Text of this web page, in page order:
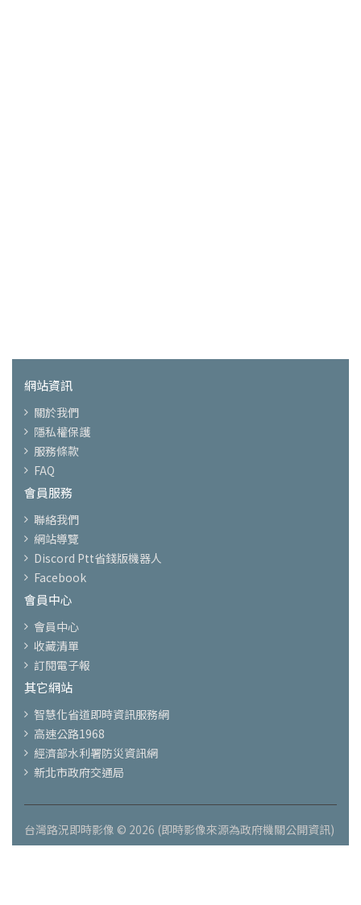
網站資訊
關於我們
隱私權保護
服務條款
FAQ
會員服務
聯絡我們
網站導覽
Discord Ptt省錢版機器人
Facebook
會員中心
會員中心
收藏清單
訂閱電子報
其它網站
智慧化省道即時資訊服務網
高速公路1968
經濟部水利署防災資訊網
新北市政府交通局
台灣路況即時影像 © 2026 (即時影像來源為政府機關公開資訊)